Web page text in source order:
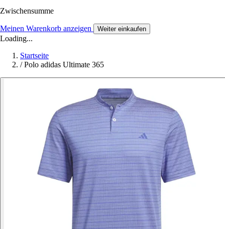
Zwischensumme
Meinen Warenkorb anzeigen Weiter einkaufen
Loading...
Startseite
/ Polo adidas Ultimate 365